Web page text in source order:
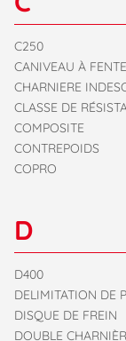
C250
CANIVEAU À FENTE
CHARNIERE
CLASSE DE
COMPOSITE
CONTREPOIDS
COPRO
D
D400
DELIMITATION DE
DISQUE DE FREIN
DOUBLE